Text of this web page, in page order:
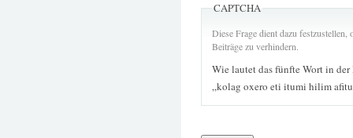
CAPTCHA
Diese Frage dient dazu
Beiträge zu verhindern.
Wie lautet das fünfte Wort in der
„kolag oxero eti itumi hilim